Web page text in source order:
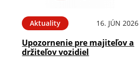
Aktuality 16. JÚN 2026
Upozornenie pre majiteľov a
držiteľov vozidiel